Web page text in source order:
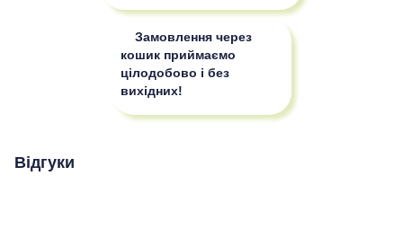
Замовлення через
кошик приймаємо
цілодобово і без
вихідних!
Відгуки